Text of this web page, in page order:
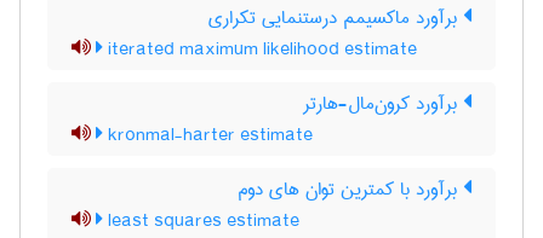
برآورد ماکسیمم درستنمایی تکراری
iterated maximum likelihood estimate
برآورد کرون‌مال-هارتر
kronmal-harter estimate
برآورد با کمترین توان های دوم
least squares estimate